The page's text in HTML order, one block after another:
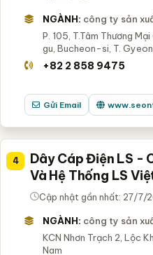
NGÀNH: công ty sản
P. 105, T.Tâm Thương
gu, Bucheon-si, T.
+82 2 858 9475
Gửi Email
4
Dây Cáp Điện LS -
Và Hệ Thống LS
Cập nhật gần nhất: 27/7/
NGÀNH: công ty sản
KCN Nhơn Trạch 2, Lộc
Nam